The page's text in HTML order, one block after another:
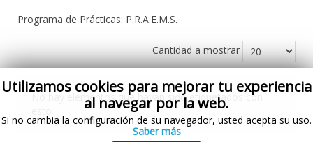
Programa de Prácticas: P.R.A.E.M.S.
Cantidad a mostrar
No hay elementos que hayan sido etiquetados con
Utilizamos cookies para mejorar tu experiencia
al navegar por la web.
Si no cambia la configuración de su navegador, usted acepta su uso.
Saber más